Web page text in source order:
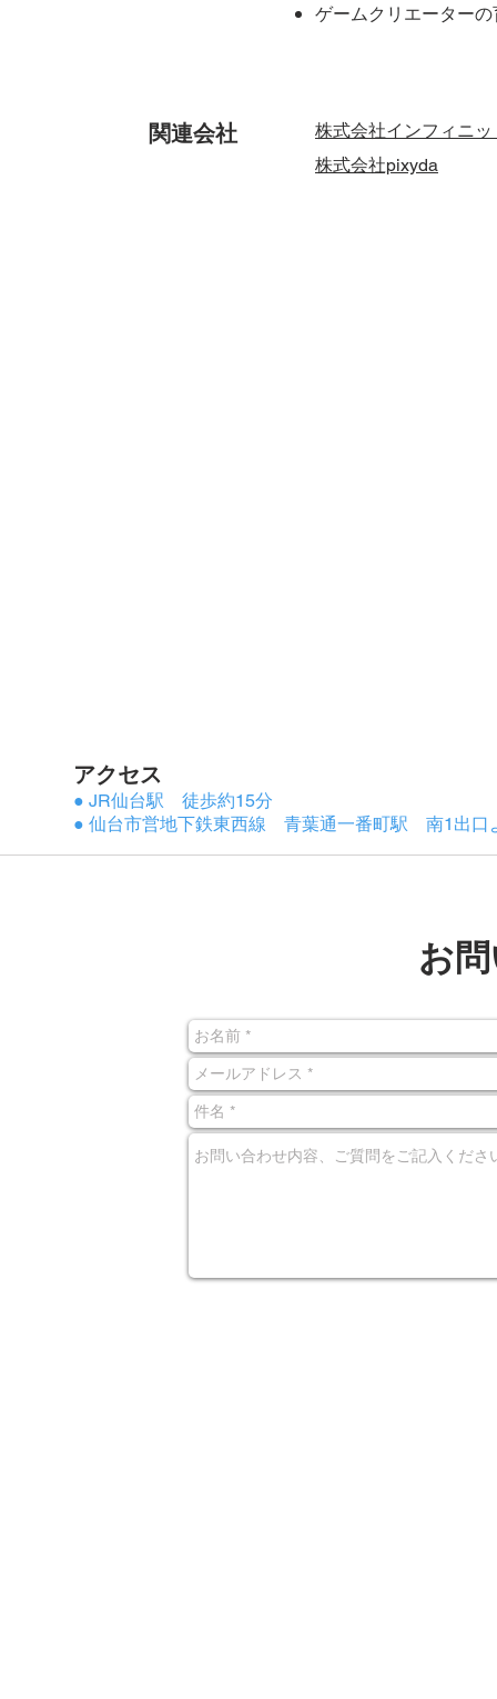
ゲームクリエーター
関連会社
株式会社インフィニ
株式会社pixyda
アクセス
● JR仙台駅 徒歩約15分
● 仙台市営地下鉄東西線 青葉通一番町駅 南1出口
お